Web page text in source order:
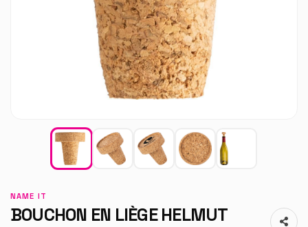
NAME IT
BOUCHON EN LIÈGE HELMUT